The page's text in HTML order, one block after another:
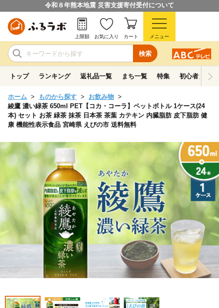
令和８年熊本地震 災害支援寄付受付について
検索
上限額 お気に入り カート メニュー
トップ ランキング 返礼品一覧 まち一覧 特集 初心者ガイド
ホーム ものから探す
お飲み物
綾鷹 濃い緑茶 650ml PET【コカ・コーラ】ペットボトル 1ケース(24
本) セット お茶 緑茶 抹茶 日本茶 茶葉 カテキン 内臓脂肪 皮下脂肪 健
康 機能性表示食品 宮崎県 えびの市 送料無料